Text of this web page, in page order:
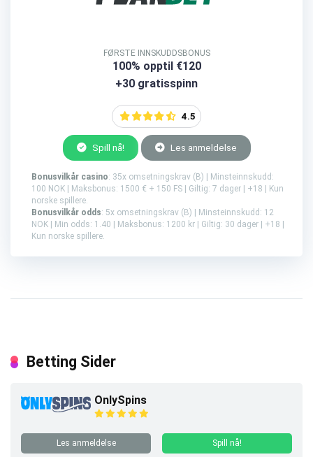
FØRSTE INNSKUDDSBONUS
100% opptil €120
+30 gratisspinn
4.5
Spill nå! Les anmeldelse
Bonusvilkår casino: 35x omsetningskrav (B) | Minsteinnskudd:
100 NOK | Maksbonus: 1500 € + 150 FS | Giltig: 7 dager | +18 | Kun
norske spillere.
Bonusvilkår odds: 5x omsetningskrav (B) | Minsteinnskudd: 12
NOK | Min odds: 1.40 | Maksbonus: 1200 kr | Giltig: 30 dager | +18 |
Kun norske spillere.
Betting Sider
OnlySpins
Les anmeldelse
Spill nå!